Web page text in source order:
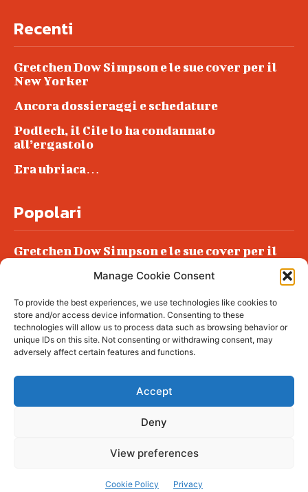
Manage Cookie Consent
To provide the best experiences, we use technologies like cookies to
store and/or access device information. Consenting to these
technologies will allow us to process data such as browsing behavior or
unique IDs on this site. Not consenting or withdrawing consent, may
adversely affect certain features and functions.
Accept
Deny
View preferences
Cookie Policy Privacy
Recenti
Gretchen Dow Simpson e le sue cover per il
New Yorker
Ancora dossieraggi e schedature
Podlech, il Cile lo ha condannato
all’ergastolo
Era ubriaca…
Popolari
Gretchen Dow Simpson e le sue cover per il
Podlech, il Cile lo ha condannato
all’ergastolo
Era ubriaca…
© tagDiv - All rights reserved. Made with
complete News Portal about living, lifestyle,
fashion and wellness. Take your time and
experience!